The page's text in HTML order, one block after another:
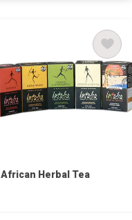
African Herbal Tea